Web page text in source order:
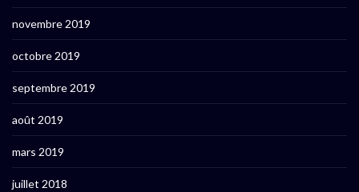
novembre 2019
octobre 2019
septembre 2019
août 2019
mars 2019
juillet 2018